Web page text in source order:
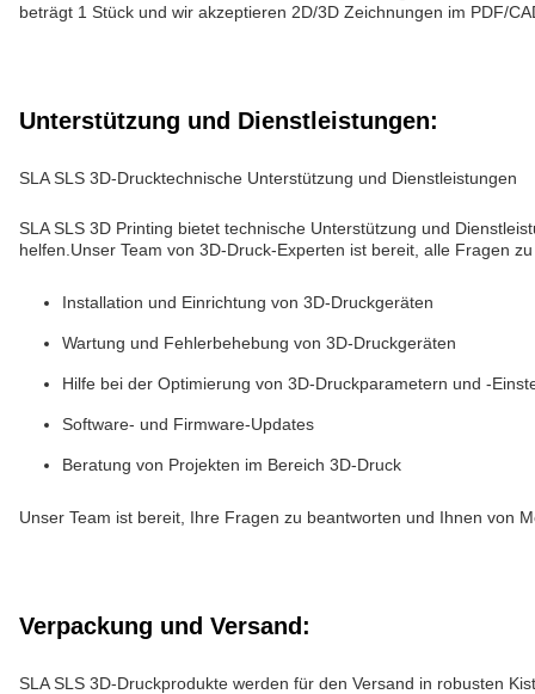
beträgt 1 Stück und wir akzeptieren 2D/3D Zeichnungen im PDF/
Unterstützung und Dienstleistungen:
SLA SLS 3D-Drucktechnische Unterstützung und Dienstleistungen
SLA SLS 3D Printing bietet technische Unterstützung und
helfen.Unser Team von 3D-Druck-Experten ist bereit, alle Fragen
Installation und Einrichtung von 3D-Druckgeräten
Wartung und Fehlerbehebung von 3D-Druckgeräten
Hilfe bei der Optimierung von 3D-Druckparametern und -
Software- und Firmware-Updates
Beratung von Projekten im Bereich 3D-Druck
Unser Team ist bereit, Ihre Fragen zu beantworten und Ihnen von
Verpackung und Versand:
SLA SLS 3D-Druckprodukte werden für den Versand in robusten